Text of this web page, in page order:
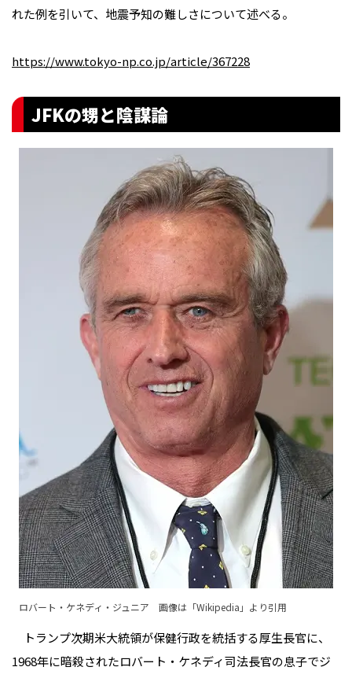
れた例を引いて、地震予知の難しさについて述べる。
https://www.tokyo-np.co.jp/article/367228
JFKの甥と陰謀論
ロバート・ケネディ・ジュニア 画像は「Wikipedia 」より引用
トランプ次期米大統領が保健行政を統括する厚生長官に、
1968年に暗殺されたロバート・ケネディ司法長官の息子でジ